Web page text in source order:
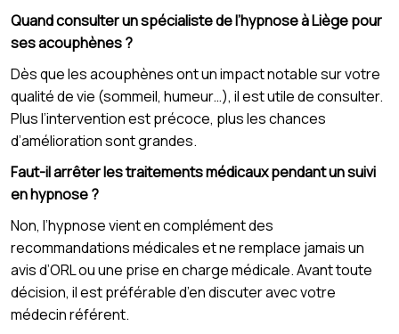
Quand consulter un spécialiste de l’hypnose à Liège pour
ses acouphènes ?
Dès que les acouphènes ont un impact notable sur votre
qualité de vie (sommeil, humeur…), il est utile de consulter.
Plus l’intervention est précoce, plus les chances
d’amélioration sont grandes.
Faut-il arrêter les traitements médicaux pendant un suivi
en hypnose ?
Non, l’hypnose vient en complément des
recommandations médicales et ne remplace jamais un
avis d’ORL ou une prise en charge médicale. Avant toute
décision, il est préférable d’en discuter avec votre
médecin référent.